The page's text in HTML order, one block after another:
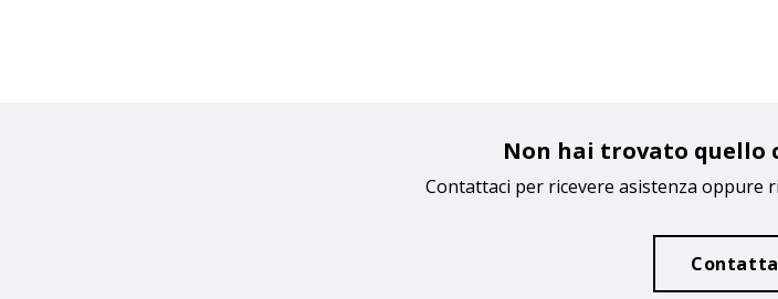
Non hai trovato quello
Contattaci per ricevere asistenza oppure